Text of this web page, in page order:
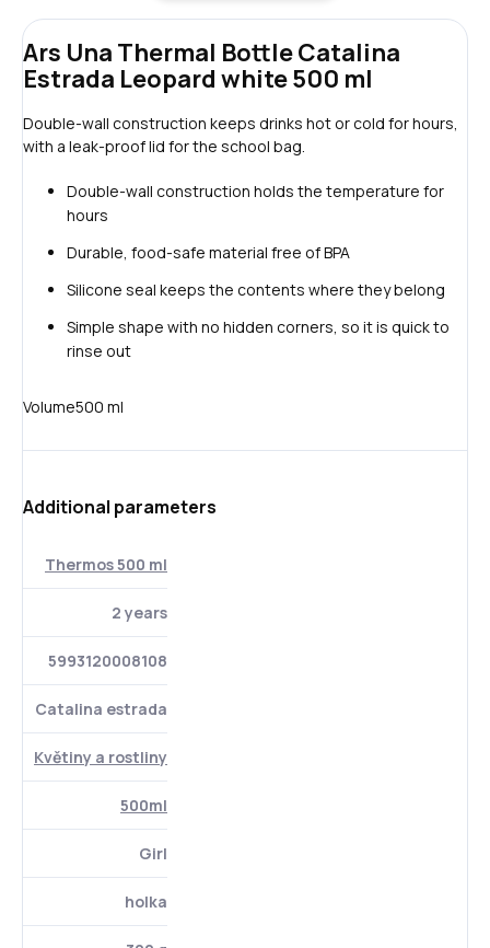
Ars Una Thermal Bottle Catalina
Estrada Leopard white 500 ml
Double-wall construction keeps drinks hot or cold for hours,
with a leak-proof lid for the school bag.
Double-wall construction holds the temperature for
hours
Durable, food-safe material free of BPA
Silicone seal keeps the contents where they belong
Simple shape with no hidden corners, so it is quick to
rinse out
Volume500 ml
Additional parameters
Thermos 500 ml
2 years
5993120008108
Catalina estrada
Květiny a rostliny
500ml
Girl
holka